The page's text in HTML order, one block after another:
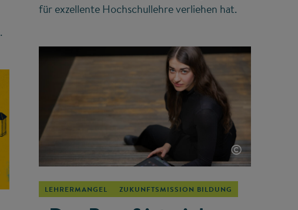
für exzellente Hochschullehre verliehen hat.
©
LEHRERMANGEL ZUKUNFTSMISSION BILDUNG